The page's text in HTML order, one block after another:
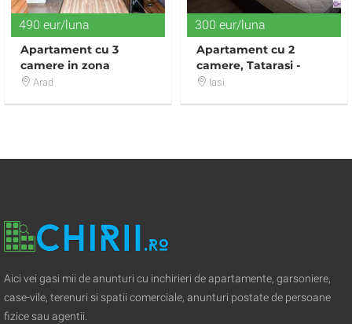
490 eur/luna
Apartament cu 3
camere in zona
UTA(Ansamblul ARED)
Arad
300 eur/luna
Apartament cu 2
camere, Tatarasi -
Penta Rezidential
Iasi
Aici vei gasi mii de anunturi cu inchirieri de apartamente, garsoniere,
case-vile, terenuri si spatii comerciale, anunturi postate de persoane
fizice sau agentii.